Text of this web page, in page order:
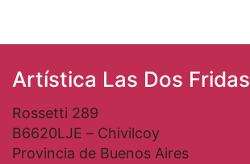
Artística Las Dos Fridas
Rossetti 289
B6620LJE – Chivilcoy
Provincia de Buenos Aires